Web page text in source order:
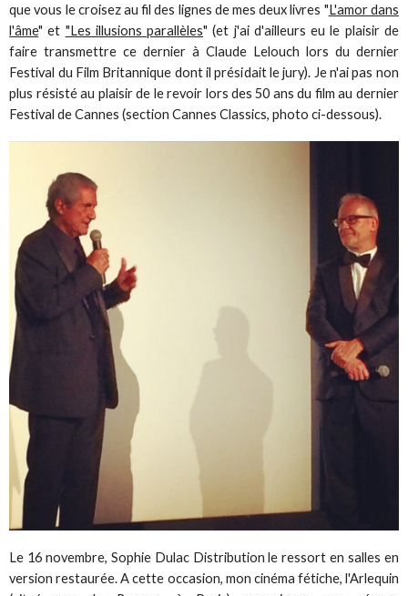
que vous le croisez au fil des lignes de mes deux livres "L'amor dans
l'âme" et "Les illusions parallèles" (et j'ai d'ailleurs eu le plaisir de
faire transmettre ce dernier à Claude Lelouch lors du dernier
Festival du Film Britannique dont il présidait le jury). Je n'ai pas non
plus résisté au plaisir de le revoir lors des 50 ans du film au dernier
Festival de Cannes (section Cannes Classics, photo ci-dessous).
Le 16 novembre, Sophie Dulac Distribution le ressort en salles en
version restaurée. A cette occasion, mon cinéma fétiche, l'Arlequin